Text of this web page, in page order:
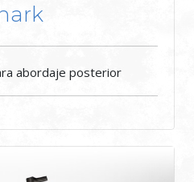
abordaje posterior